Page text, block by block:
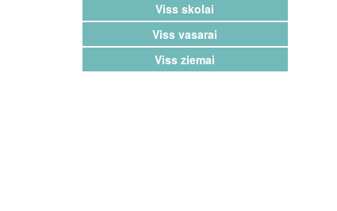
Viss skolai
Viss vasarai
Viss ziemai